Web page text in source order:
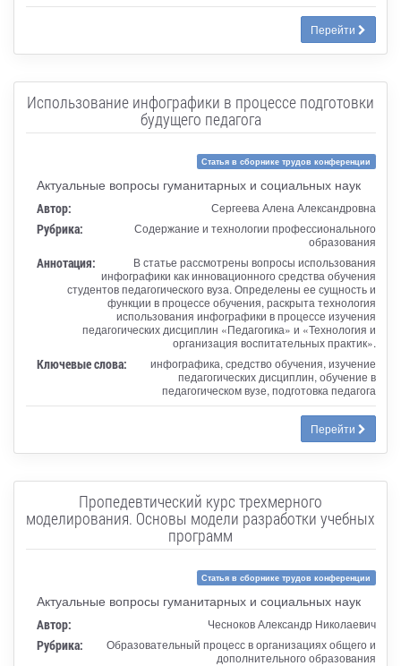
Перейти
Использование инфографики в процессе подготовки
будущего педагога
Статья в сборнике трудов конференции
Актуальные вопросы гуманитарных и социальных наук
Автор: Сергеева Алена Александровна
Рубрика:
Содержание и технологии профессионального
образования
Аннотация:
В статье рассмотрены вопросы использования
инфографики как инновационного средства обучения
студентов педагогического вуза. Определены ее сущность и
функции в процессе обучения, раскрыта технология
использования инфографики в процессе изучения
педагогических дисциплин «Педагогика» и «Технология и
организация воспитательных практик».
Ключевые слова:
инфографика, средство обучения, изучение
педагогических дисциплин, обучение в
педагогическом вузе, подготовка педагога
Перейти
Пропедевтический курс трехмерного
моделирования. Основы модели разработки учебных
программ
Статья в сборнике трудов конференции
Актуальные вопросы гуманитарных и социальных наук
Автор: Чесноков Александр Николаевич
Рубрика:
Образовательный процесс в организациях общего и
дополнительного образования